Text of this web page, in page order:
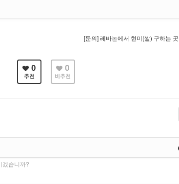
[문의] 레바논에서 현미(쌀) 구하는
0
추천
0
비추천
겠습니까?